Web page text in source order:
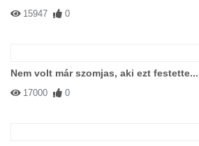
15947 0
Nem volt már szomjas, aki ezt
17000 0